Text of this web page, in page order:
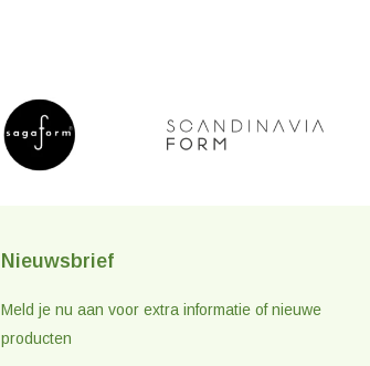
Nieuwsbrief
Meld je nu aan voor extra informatie of nieuwe
producten